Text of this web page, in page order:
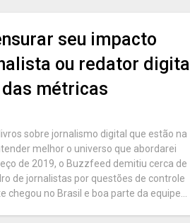
seu impacto
ou redator digital
métricas
sobre jornalismo digital que estão na
melhor o universo que abordarei
de 2019, o Buzzfeed demitiu cerca de
de jornalistas por questões de controle
chegou no Brasil e boa parte da equipe...